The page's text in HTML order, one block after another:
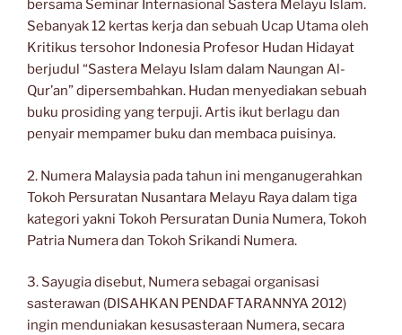
bersama Seminar Internasional Sastera Melayu Islam.
Sebanyak 12 kertas kerja dan sebuah Ucap Utama oleh
Kritikus tersohor Indonesia Profesor Hudan Hidayat
berjudul “Sastera Melayu Islam dalam Naungan Al-
Qur’an” dipersembahkan. Hudan menyediakan sebuah
buku prosiding yang terpuji. Artis ikut berlagu dan
penyair mempamer buku dan membaca puisinya.
2. Numera Malaysia pada tahun ini menganugerahkan
Tokoh Persuratan Nusantara Melayu Raya dalam tiga
kategori yakni Tokoh Persuratan Dunia Numera, Tokoh
Patria Numera dan Tokoh Srikandi Numera.
3. Sayugia disebut, Numera sebagai organisasi
sasterawan (DISAHKAN PENDAFTARANNYA 2012)
ingin menduniakan kesusasteraan Numera, secara